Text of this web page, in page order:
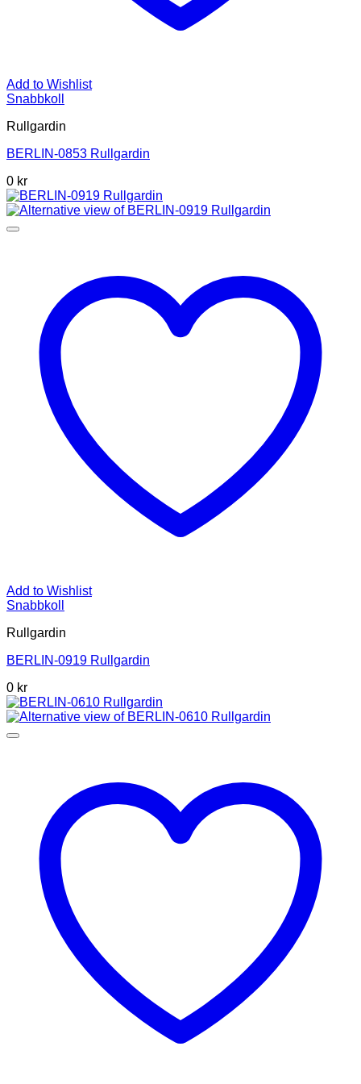
Add to Wishlist
Snabbkoll
Rullgardin
BERLIN-0853 Rullgardin
0 kr
Add to Wishlist
Snabbkoll
Rullgardin
BERLIN-0919 Rullgardin
0 kr